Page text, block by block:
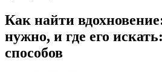
Как найти
нужно, и где его
способов